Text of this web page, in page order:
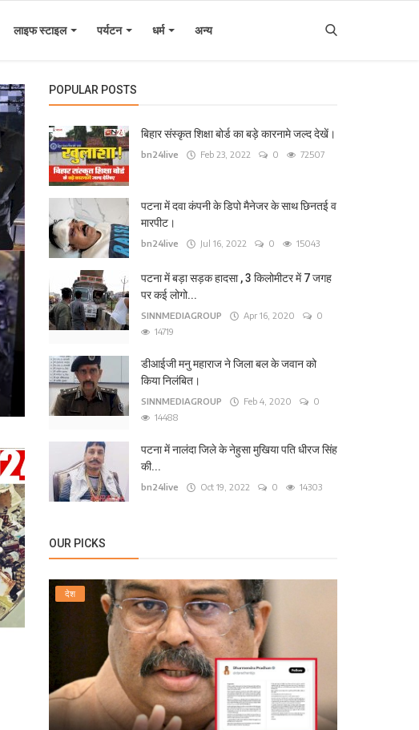
लाइफ स्टाइल पर्यटन धर्म अन्य
बिहार
पटना के कंकड़बाग केंद्रीय विद्यालय के पास बीच सड़क पर
bn24live Sep 13, 2025
POPULAR POSTS
बिहार संस्कृत शिक्षा बोर्ड का बड़े कारनामे जल्द देखें।
bn24live Feb 23, 2022 0 72507
पटना में दवा कंपनी के डिपो मैनेजर के साथ छिनतई व
मारपीट।
bn24live Jul 16, 2022 0 15043
पटना में बड़ा सड़क हादसा , 3 किलोमीटर में 7 जगह
पर कई लोगो...
SINNMEDIAGROUP Apr 16, 2020
0
14719
डीआईजी मनु महाराज ने जिला बल के जवान को
किया निलंबित।
SINNMEDIAGROUP Feb 4, 2020
0
14488
पटना में नालंदा जिले के नेहुसा मुखिया पति धीरज सिंह
की...
bn24live Oct 19, 2022 0 14303
OUR PICKS
देश